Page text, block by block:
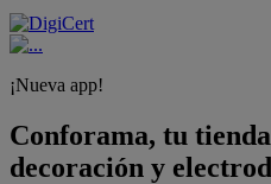
¡Nueva app!
Conforama, tu
decoración y